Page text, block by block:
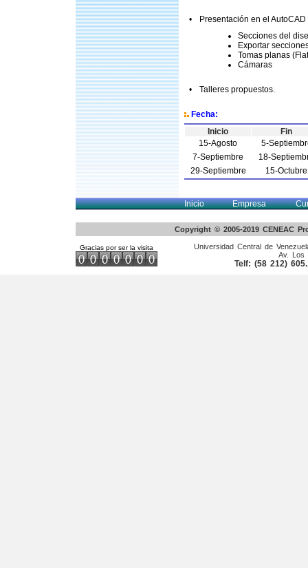
•
Presentación en el
Secciones del
Exportar
Tomas planas
Cámaras
• Talleres propuestos.
Fecha:
Inicio
Fin
15-Agosto
5-
7-Septiembre
18-
29-Septiembre
15-Octubre
Inicio Empresa
Copyright © 2005-2019 CENEAC
Gracias por ser la visita
Universidad Central de
Av. Los
Telf: (58 212)